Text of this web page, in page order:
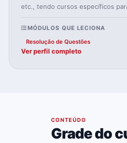
etc., tendo cursos específicos
MÓDULOS QUE LECIONA
Resolução de Questões
Ver perfil completo
CONTEÚDO
Grade do